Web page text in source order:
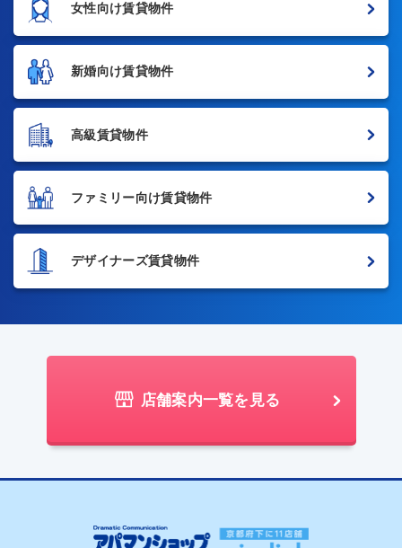
女性向け賃貸物件
新婚向け賃貸物件
高級賃貸物件
ファミリー向け賃貸物件
デザイナーズ賃貸物件
店舗案内一覧を見る